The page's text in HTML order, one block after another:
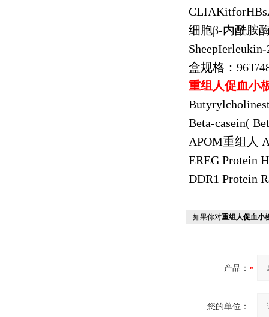
细胞β-内酰胺
盒规格： 96T/
重组人促血小
Beta-casein(
APOM重组人
EREG Protein
DDR1 Protein
如果你对重组人促血小
产品：
您的单位：